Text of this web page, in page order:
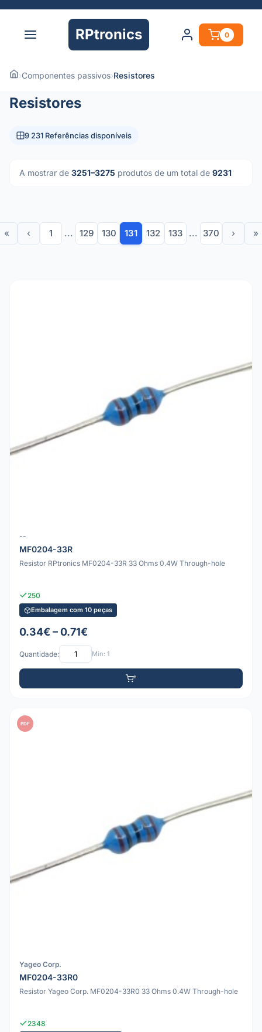
RPtronics 0
›Componentes passivos›Resistores
Resistores
9 231 Referências disponíveis
A mostrar de 3251–3275 produtos de um total de 9231
« ‹ 1 ... 129 130 131 132 133 ... 370 › »
--
MF0204-33R
Resistor RPtronics MF0204-33R 33 Ohms 0.4W Through-hole
250
Embalagem com 10 peças
0.34€ – 0.71€
Quantidade: Mín: 1
PDF
Yageo Corp.
MF0204-33R0
Resistor Yageo Corp. MF0204-33R0 33 Ohms 0.4W Through-hole
2348